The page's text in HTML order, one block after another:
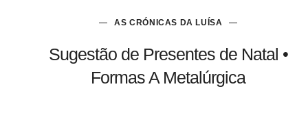
AS CRÓNICAS DA LUÍSA
Sugestão de Presentes de Natal •
Formas A Metalúrgica